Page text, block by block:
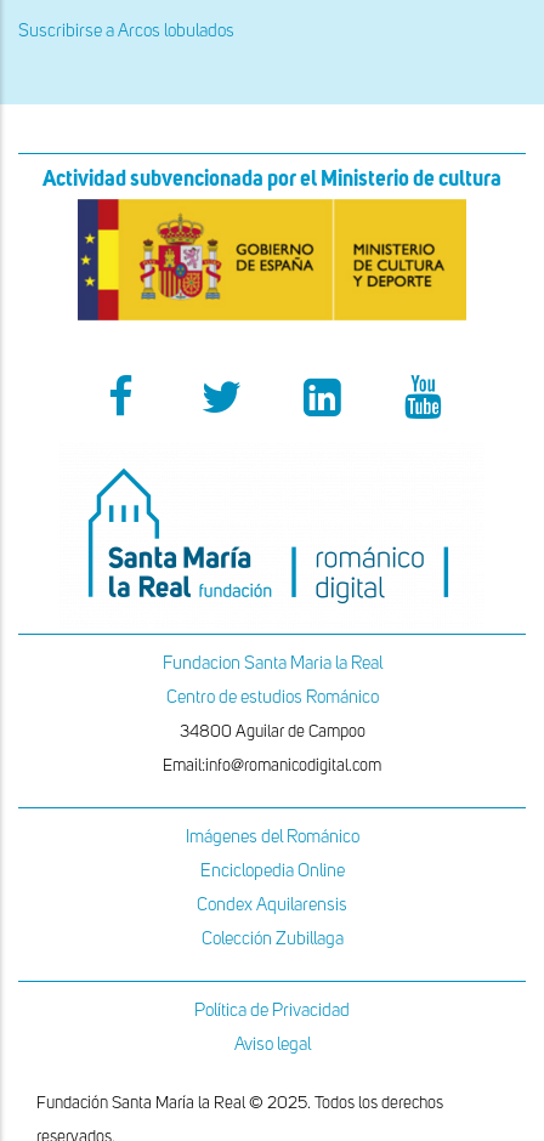
Suscribirse a Arcos lobulados
Actividad subvencionada por el Ministerio de cultura
Fundacion Santa Maria la Real
Centro de estudios Románico
34800 Aguilar de Campoo
Email:info@romanicodigital.com
Imágenes del Románico
Enciclopedia Online
Condex Aquilarensis
Colección Zubillaga
Política de Privacidad
Aviso legal
Fundación Santa María la Real © 2025. Todos los derechos
reservados.